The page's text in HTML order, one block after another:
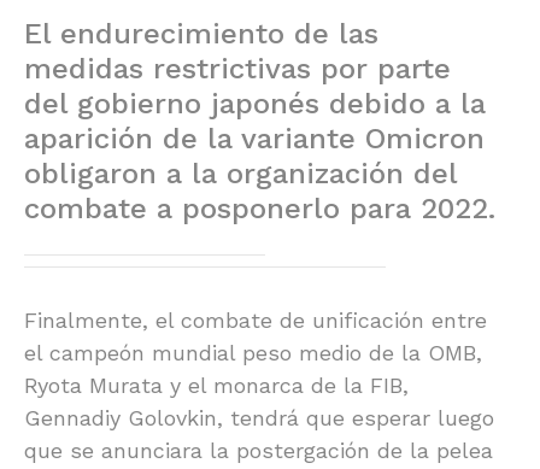
El endurecimiento de las
medidas restrictivas por parte
del gobierno japonés debido a la
aparición de la variante Omicron
obligaron a la organización del
combate a posponerlo para 2022.
Finalmente, el combate de unificación entre
el campeón mundial peso medio de la OMB,
Ryota Murata y el monarca de la FIB,
Gennadiy Golovkin, tendrá que esperar luego
que se anunciara la postergación de la pelea